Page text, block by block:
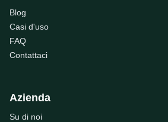
Blog
Casi d'uso
FAQ
Contattaci
Azienda
Su di noi